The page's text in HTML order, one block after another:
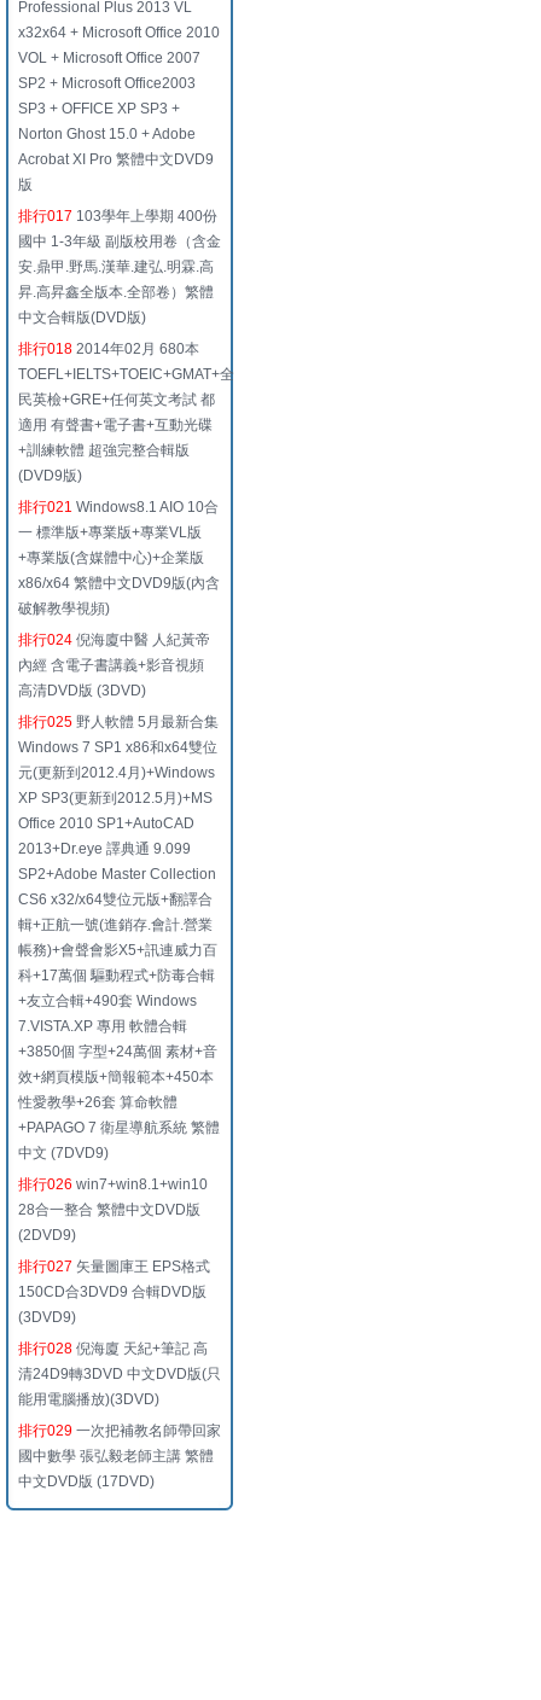
Professional Plus 2013 VL
x32x64 + Microsoft Office 2010
VOL + Microsoft Office 2007
SP2 + Microsoft Office2003
SP3 + OFFICE XP SP3 +
Norton Ghost 15.0 + Adobe
Acrobat XI Pro 繁體中文DVD9
版
排行017 103學年上學期 400份
國中 1-3年級 副版校用卷（含金
安.鼎甲.野馬.漢華.建弘.明霖.高
昇.高昇鑫全版本.全部卷）繁體
中文合輯版(DVD版)
排行018 2014年02月 680本
TOEFL+IELTS+TOEIC+GMAT+全
民英檢+GRE+任何英文考試 都
適用 有聲書+電子書+互動光碟
+訓練軟體 超強完整合輯版
(DVD9版)
排行021 Windows8.1 AIO 10合
一 標準版+專業版+專業VL版
+專業版(含媒體中心)+企業版
x86/x64 繁體中文DVD9版(內含
破解教學視頻)
排行024 倪海廈中醫 人紀黃帝
內經 含電子書講義+影音視頻
高清DVD版 (3DVD)
排行025 野人軟體 5月最新合集
Windows 7 SP1 x86和x64雙位
元(更新到2012.4月)+Windows
XP SP3(更新到2012.5月)+MS
Office 2010 SP1+AutoCAD
2013+Dr.eye 譯典通 9.099
SP2+Adobe Master Collection
CS6 x32/x64雙位元版+翻譯合
輯+正航一號(進銷存.會計.營業
帳務)+會聲會影X5+訊連威力百
科+17萬個 驅動程式+防毒合輯
+友立合輯+490套 Windows
7.VISTA.XP 專用 軟體合輯
+3850個 字型+24萬個 素材+音
效+網頁模版+簡報範本+450本
性愛教學+26套 算命軟體
+PAPAGO 7 衛星導航系統 繁體
中文 (7DVD9)
排行026 win7+win8.1+win10
28合一整合 繁體中文DVD版
(2DVD9)
排行027 矢量圖庫王 EPS格式
150CD合3DVD9 合輯DVD版
(3DVD9)
排行028 倪海廈 天紀+筆記 高
清24D9轉3DVD 中文DVD版(只
能用電腦播放)(3DVD)
排行029 一次把補教名師帶回家
國中數學 張弘毅老師主講 繁體
中文DVD版 (17DVD)